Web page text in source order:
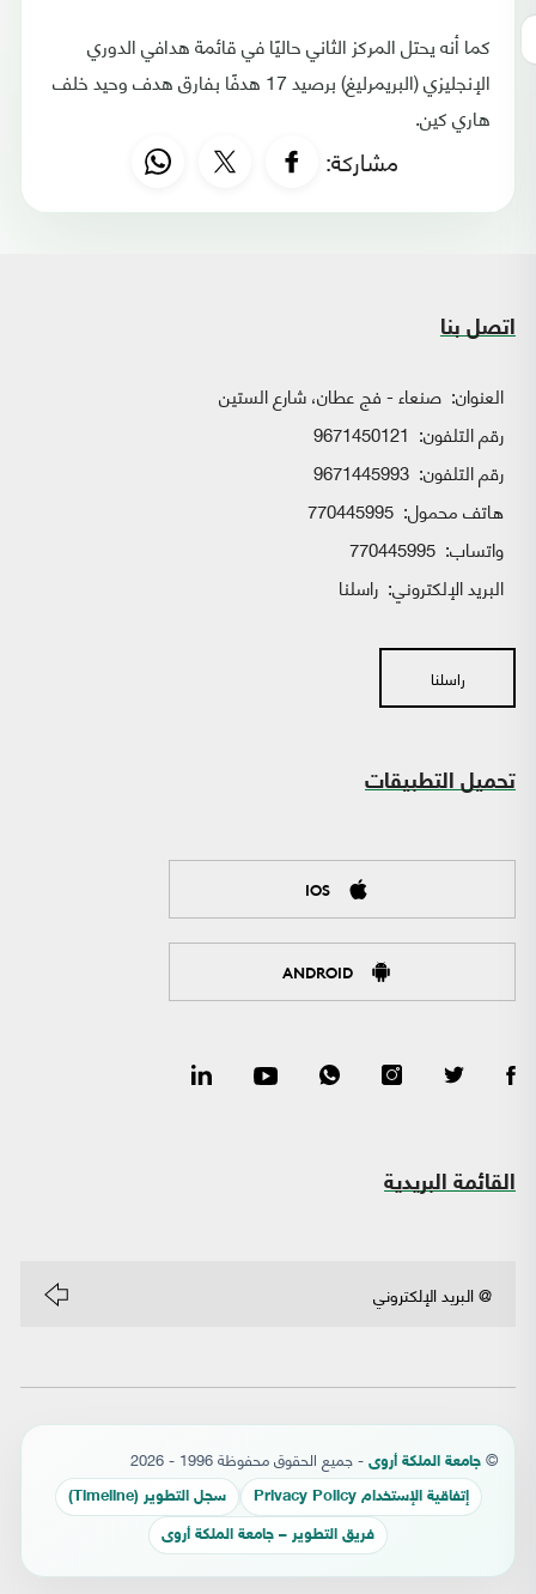
كما أنه يحتل المركز الثاني حاليًا في قائمة هدافي الدوري
الإنجليزي (البريمرليغ) برصيد 17 هدفًا بفارق هدف وحيد خلف
هاري كين.
مشاركة:
اتصل بنا
العنوان: صنعاء - فج عطان، شارع الستين
رقم التلفون: 9671450121
رقم التلفون: 9671445993
هاتف محمول: 770445995
واتساب:
البريد الإلكتروني: راسلنا
راسلنا
تحميل التطبيقات
IOS
ANDROID
القائمة البريدية
© جامعة الملكة أروى - جميع الحقوق محفوظة 1996 - 2026
إتفاقية الإستخدام Privacy Policy سجل التطوير (Timeline)
فريق التطوير – جامعة الملكة أروى